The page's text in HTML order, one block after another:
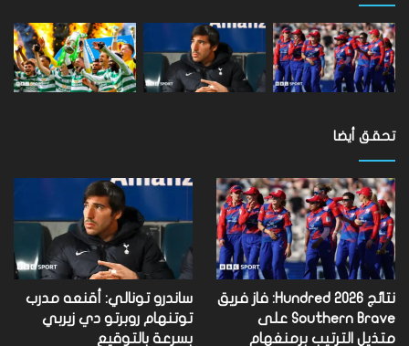
تحقق أيضا
نتائج Hundred 2026: فاز فريق
Southern Brave على
متذيل الترتيب برمنغهام
ساندرو تونالي: أقنعه مدرب
توتنهام روبرتو دي زيربي
بسرعة بالتوقيع